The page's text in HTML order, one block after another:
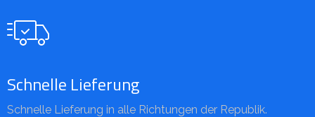
Schnelle Lieferung
Schnelle Lieferung in alle Richtungen der Republik.